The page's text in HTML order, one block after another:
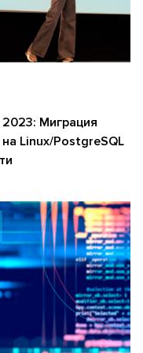
2023: Миграция
Linux/PostgreSQL